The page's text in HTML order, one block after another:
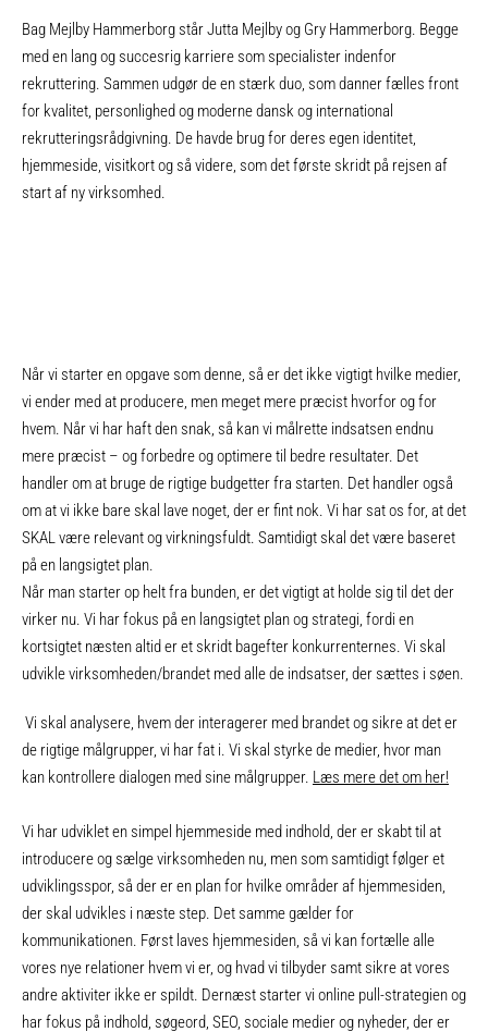
Bag Mejlby Hammerborg står Jutta Mejlby og Gry Hammerborg. Begge
med en lang og succesrig karriere som specialister indenfor
rekruttering. Sammen udgør de en stærk duo, som danner fælles front
for kvalitet, personlighed og moderne dansk og international
rekrutteringsrådgivning. De havde brug for deres egen identitet,
hjemmeside, visitkort og så videre, som det første skridt på rejsen af
start af ny virksomhed.
Når vi starter en opgave som denne, så er det ikke vigtigt hvilke medier,
vi ender med at producere, men meget mere præcist hvorfor og for
hvem. Når vi har haft den snak, så kan vi målrette indsatsen endnu
mere præcist – og forbedre og optimere til bedre resultater. Det
handler om at bruge de rigtige budgetter fra starten. Det handler også
om at vi ikke bare skal lave noget, der er fint nok. Vi har sat os for, at det
SKAL være relevant og virkningsfuldt. Samtidigt skal det være baseret
på en langsigtet plan.
Når man starter op helt fra bunden, er det vigtigt at holde sig til det der
virker nu. Vi har fokus på en langsigtet plan og strategi, fordi en
kortsigtet næsten altid er et skridt bagefter konkurrenternes. Vi skal
udvikle virksomheden/brandet med alle de indsatser, der sættes i søen.
Vi skal analysere, hvem der interagerer med brandet og sikre at det er
de rigtige målgrupper, vi har fat i. Vi skal styrke de medier, hvor man
kan kontrollere dialogen med sine målgrupper. Læs mere det om her!
Vi har udviklet en simpel hjemmeside med indhold, der er skabt til at
introducere og sælge virksomheden nu, men som samtidigt følger et
udviklingsspor, så der er en plan for hvilke områder af hjemmesiden,
der skal udvikles i næste step. Det samme gælder for
kommunikationen. Først laves hjemmesiden, så vi kan fortælle alle
vores nye relationer hvem vi er, og hvad vi tilbyder samt sikre at vores
andre aktiviter ikke er spildt. Dernæst starter vi online pull-strategien og
har fokus på indhold, søgeord, SEO, sociale medier og nyheder, der er